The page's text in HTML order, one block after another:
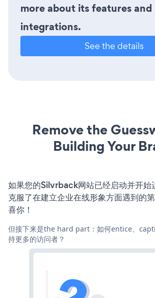
more about its features and
integrations.
See the details
Remove the
Building Your
如果您的Silvrback网站已经启动并开始
克服了在建立企业在线形象方面遇到的
喜你！
但接下来是the hard part：如何entice、
持更多的访问者？